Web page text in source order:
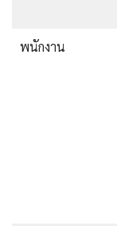
พนักงาน